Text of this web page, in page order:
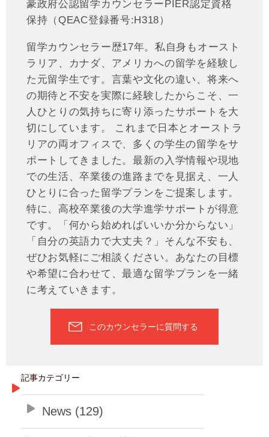
豪政府公認留学カウンセラーPIER認定資格
保持（QEAC登録番号:H318）
留学カウンセラー歴17年。私自身もオースト
ラリア、カナダ、アメリカへの留学を経験し
た元留学生です。言葉や文化の違い、将来へ
の期待と不安を実際に経験したからこそ、一
人ひとりの気持ちに寄り添ったサポートを大
切にしています。 これまで日本とオーストラ
リアの両オフィスで、多くの学生の留学をサ
ポートしてきました。最新の入学情報や現地
での生活、卒業後の進路までを見据え、一人
ひとりに合った留学プランをご提案します。
特に、高校卒業後の大学進学サポートが得意
です。「何から始めればいいか分からない」
「自分の英語力で大丈夫？」そんな不安も、
ぜひお気軽にご相談ください。あなたの目標
や希望に合わせて、最適な留学プランを一緒
に考えていきます。
このカウンセラーに質問する
記事カテゴリー
News (129)